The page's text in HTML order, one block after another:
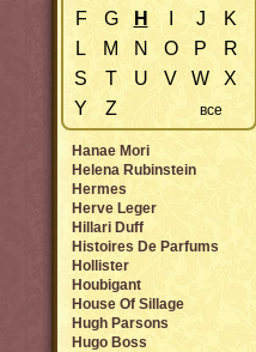
F
G H J
K
L
M N O P
R
S
T U V W
X
Y
Z все
Hanae Mori
Helena Rubinstein
Hermes
Herve Leger
Hillari Duff
Histoires De Parfums
Hollister
Houbigant
House Of Sillage
Hugh Parsons
Hugo Boss